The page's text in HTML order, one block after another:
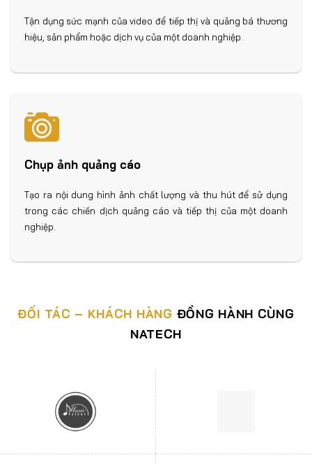
Tận dụng sức mạnh của video để tiếp thị và quảng bá thương
hiệu, sản phẩm hoặc dịch vụ của một doanh nghiệp.
Chụp ảnh quảng cáo
Tạo ra nội dung hình ảnh chất lượng và thu hút để sử dụng
trong các chiến dịch quảng cáo và tiếp thị của một doanh
nghiệp.
ĐỐI TÁC – KHÁCH HÀNG ĐỒNG HÀNH CÙNG
NATECH